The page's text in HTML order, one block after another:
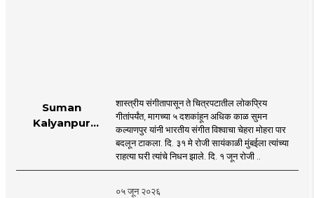
Suman
Kalyanpur
mumbai |
शास्त्रीय संगीतापासून ते चित्रपटातील लोकप्रिय
गीतांपर्यंत, मागच्या ५ दशकांहून अधिक काळ सुमन
कल्याणपुर यांनी भारतीय संगीत विश्वाचा चेहरा मोहरा पार
बदलून टाकला. दि. ३१ मे रोजी सायंकाळी मुंबईला त्यांच्या
राहत्या घरी त्यांचे निधन झाले. दि. १ जून रोजी ..
०५ जून २०२६